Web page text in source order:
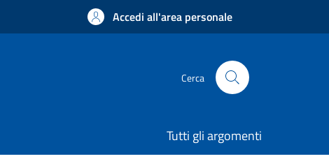
Accedi all'area personale
Cerca
Tutti gli argomenti